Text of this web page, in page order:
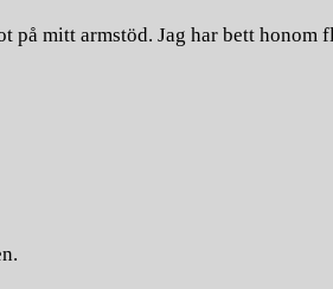
mitt armstöd. Jag har bett honom